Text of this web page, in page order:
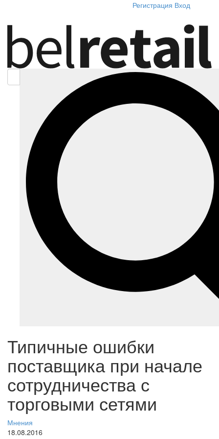
Регистрация Вход
Типичные ошибки
поставщика при начале
сотрудничества с
торговыми сетями
Мнения
18.08.2016